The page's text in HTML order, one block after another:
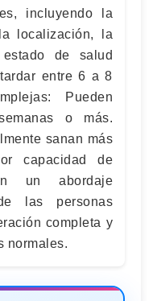
incluyendo la
localización, la
de salud
entre 6 a 8
Pueden
o más.
sanan más
capacidad de
un abordaje
las personas
completa y
normales.